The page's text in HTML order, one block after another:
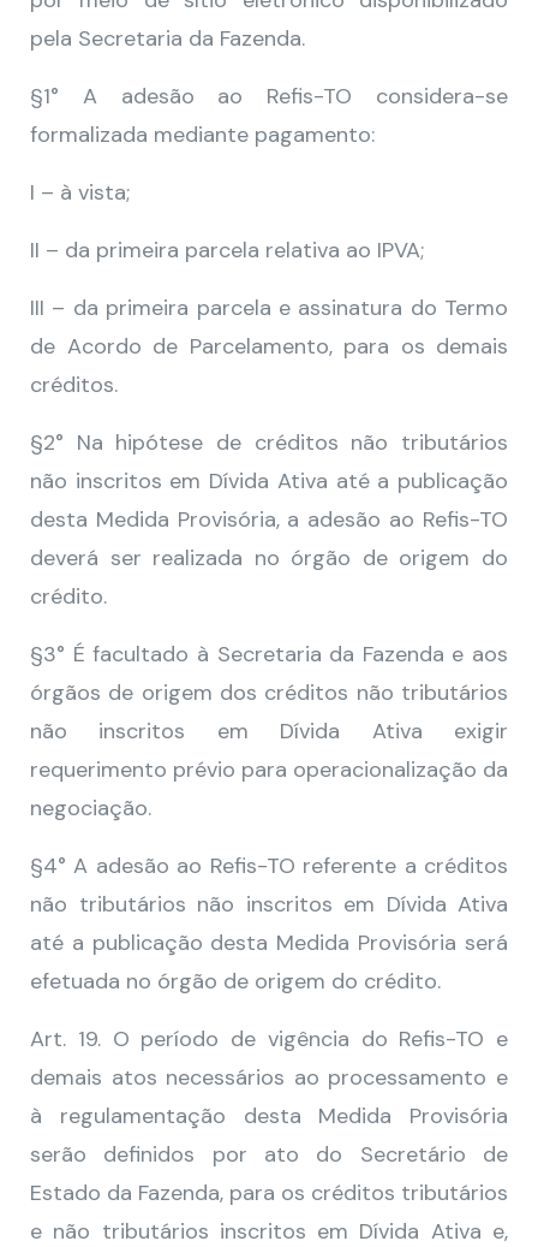
pela Secretaria da Fazenda.
§1° A adesão ao Refis-TO considera-se
formalizada mediante pagamento:
I – à vista;
II – da primeira parcela relativa ao IPVA;
III – da primeira parcela e assinatura do Termo
de Acordo de Parcelamento, para os demais
créditos.
§2° Na hipótese de créditos não tributários
não inscritos em Dívida Ativa até a publicação
desta Medida Provisória, a adesão ao Refis-TO
deverá ser realizada no órgão de origem do
crédito.
§3° É facultado à Secretaria da Fazenda e aos
órgãos de origem dos créditos não tributários
não inscritos em Dívida Ativa exigir
requerimento prévio para operacionalização da
negociação.
§4° A adesão ao Refis-TO referente a créditos
não tributários não inscritos em Dívida Ativa
até a publicação desta Medida Provisória será
efetuada no órgão de origem do crédito.
Art. 19. O período de vigência do Refis-TO e
demais atos necessários ao processamento e
à regulamentação desta Medida Provisória
serão definidos por ato do Secretário de
Estado da Fazenda, para os créditos tributários
e não tributários inscritos em Dívida Ativa e,